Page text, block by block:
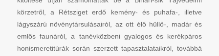
körzetről, a Rétsziget erdő kemény- és puhafa-, illetve
lágyszárú növénytársulásairól, az ott élő hüllő-, madár és
emlős faunáról, a tanévközbeni gyalogos és kerékpáros
honismeretitúrák során szerzett tapasztalataikról, továbbá